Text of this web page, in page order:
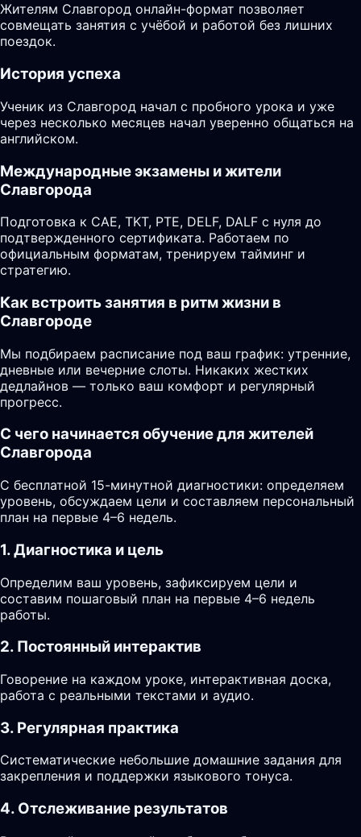
Жителям Славгород онлайн-формат позволяет
совмещать занятия с учёбой и работой без лишних
поездок.
История успеха
Ученик из Славгород начал с пробного урока и уже
через несколько месяцев начал уверенно общаться на
английском.
Международные экзамены и жители
Славгорода
Подготовка к CAE, TKT, PTE, DELF, DALF с нуля до
подтвержденного сертификата. Работаем по
официальным форматам, тренируем тайминг и
стратегию.
Как встроить занятия в ритм жизни в
Славгороде
Мы подбираем расписание под ваш график: утренние,
дневные или вечерние слоты. Никаких жестких
дедлайнов — только ваш комфорт и регулярный
прогресс.
С чего начинается обучение для жителей
Славгорода
С бесплатной 15-минутной диагностики: определяем
уровень, обсуждаем цели и составляем персональный
план на первые 4–6 недель.
1. Диагностика и цель
Определим ваш уровень, зафиксируем цели и
составим пошаговый план на первые 4–6 недель
работы.
2. Постоянный интерактив
Говорение на каждом уроке, интерактивная доска,
работа с реальными текстами и аудио.
3. Регулярная практика
Систематические небольшие домашние задания для
закрепления и поддержки языкового тонуса.
4. Отслеживание результатов